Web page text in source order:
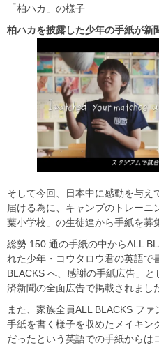
「柏ハカ」の様子
柏ハカを披露した少年の手紙が新
そして今回、日本中に感動を与え
届ける為に、キャンプのトレー
葉小学校」の生徒達から手紙を募
総勢 150 通の手紙の中からALL
れた少年・コウタロウ君の英語で
BLACKS へ、感謝の手紙広告」
済新聞の全面広告で掲載されまし
また、家族全員ALL BLACKS フ
手紙を書く様子を収めたメイキン
だったという英語での手紙からは